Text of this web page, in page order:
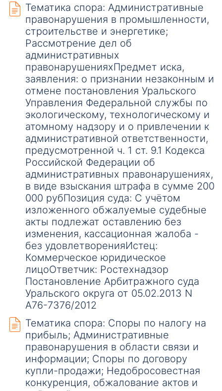
Тематика спора: Административные
правонарушения в промышленности,
строительстве и энергетике;
Рассмотрение дел об
административных
правонарушенияхПредмет иска,
заявления: о признании незаконным и
отмене постановления Уральского
Управления Федеральной службы по
экологическому, технологическому и
атомному надзору и о привлечении к
административной ответственности,
предусмотренной ч. 1 ст. 9.1 Кодекса
Российской Федерации об
административных правонарушениях,
в виде взыскания штрафа в сумме 200
000 рубПозиция суда: С учётом
изложенного обжалуемые судебные
акты подлежат оставлению без
изменения, кассационная жалоба -
без удовлетворенияИстец:
Коммерческое юридическое
лицоОтветчик: Ростехнадзор
Постановление Арбитражного суда
Уральского округа от 05.02.2013 N
А76-7376/2012
Тематика спора: Споры по налогу на
прибыль; Административные
правонарушения в области связи и
информации; Споры по договору
купли-продажи; Недобросовестная
конкуренция, обжалование актов и